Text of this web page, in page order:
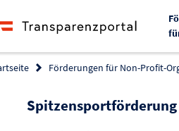
Förderungen für Non-Profit-
Spitzensportförderung